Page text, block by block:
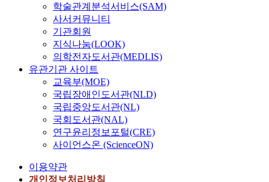
학술관계분석서비스(SAM)
사서커뮤니티
기관회원
지식나눔(LOOK)
의학전자도서관(MEDLIS)
유관기관 사이트
교육부(MOE)
국립장애인도서관(NLD)
국립중앙도서관(NL)
국회도서관(NAL)
연구윤리정보포털(CRE)
사이언스온 (ScienceON)
이용약관
개인정보처리방침